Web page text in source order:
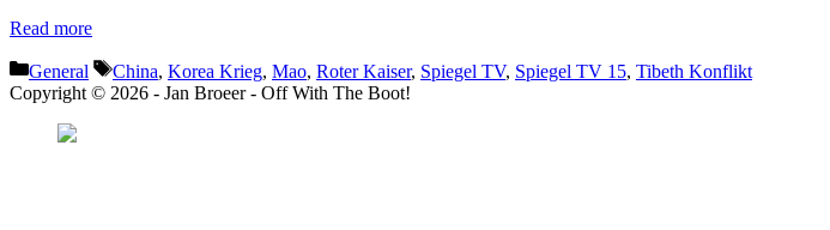
Read more
Categories
General Tags
China, Korea Krieg, Mao, Roter Kaiser, Spiegel TV, Spiegel TV 15, Tibeth Konflikt
Copyright © 2026 - Jan Broeer - Off With The Boot!